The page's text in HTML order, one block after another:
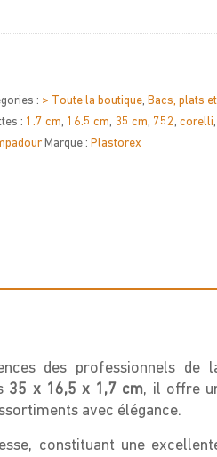
: > Toute la boutique, Bacs, plats et
: 1.7 cm, 16.5 cm, 35 cm, 752, corelli,
Marque : Plastorex
des professionnels de
35 x 16,5 x 1,7 cm, il offre
avec élégance.
constituant une